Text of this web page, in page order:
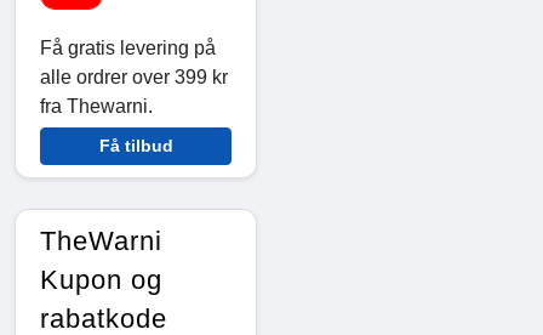
Få gratis levering på
alle ordrer over 399 kr
fra Thewarni.
Få tilbud
TheWarni
Kupon og
rabatkode